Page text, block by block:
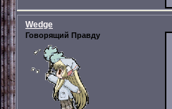
Wedge
Говорящий Правду